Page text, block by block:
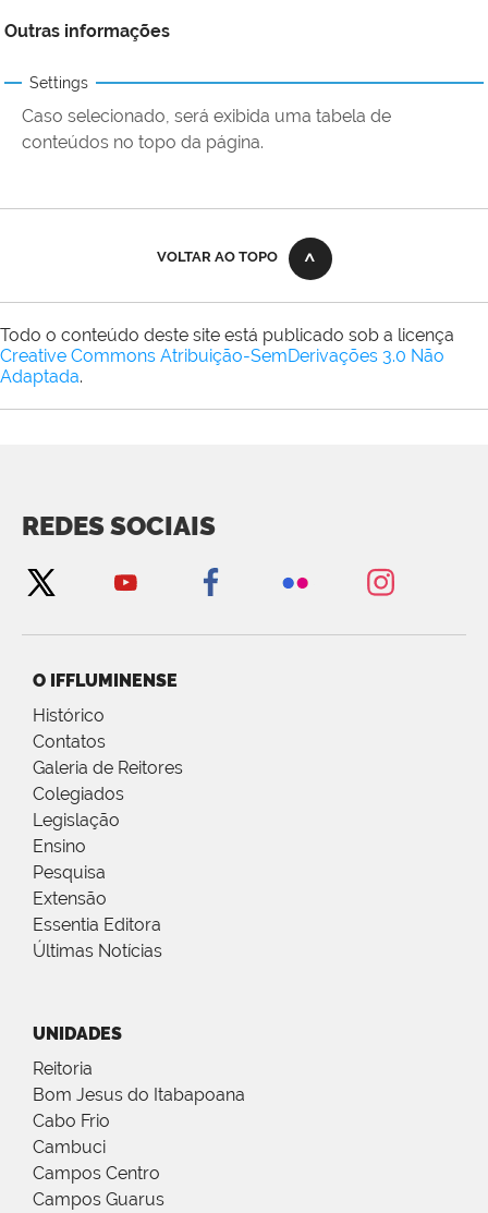
Outras informações
Settings
Caso selecionado, será exibida uma tabela de
conteúdos no topo da página.
VOLTAR AO TOPO
Todo o conteúdo deste site está publicado sob a licença
Creative Commons Atribuição-SemDerivações 3.0 Não
Adaptada.
REDES SOCIAIS
O IFFLUMINENSE
Histórico
Contatos
Galeria de Reitores
Colegiados
Legislação
Ensino
Pesquisa
Extensão
Essentia Editora
Últimas Notícias
UNIDADES
Reitoria
Bom Jesus do Itabapoana
Cabo Frio
Cambuci
Campos Centro
Campos Guarus